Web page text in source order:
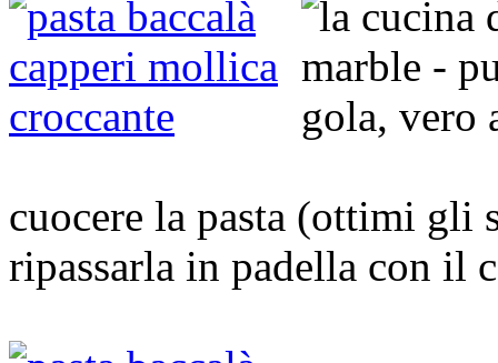
cuocere la pasta (ottimi gli
ripassarla in padella con il